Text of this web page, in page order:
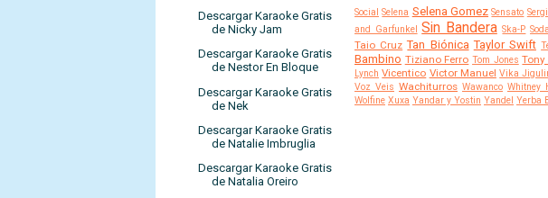
Descargar Karaoke Gratis
de Nicky Jam
Descargar Karaoke Gratis
de Nestor En Bloque
Descargar Karaoke Gratis
de Nek
Descargar Karaoke Gratis
de Natalie Imbruglia
Descargar Karaoke Gratis
de Natalia Oreiro
Social Selena Selena Gomez Sensato
and Garfunkel Sin Bandera Ska-P
Taio Cruz Tan Biónica Taylor Swift
Bambino Tiziano Ferro Tom Jones Tony
Lynch Vicentico Victor Manuel Vika
Voz Veis Wachiturros Wawanco Whitney
Wolfine Xuxa Yandar y Yostin Yandel Yerba